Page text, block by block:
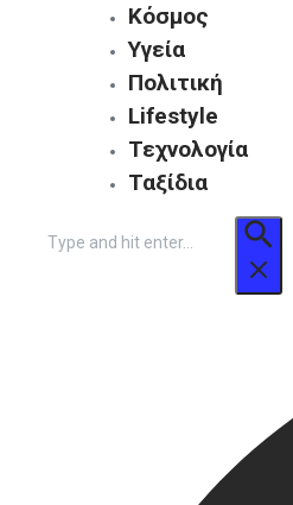
Κόσμος
Υγεία
Πολιτική
Lifestyle
Τεχνολογία
Ταξίδια
για: